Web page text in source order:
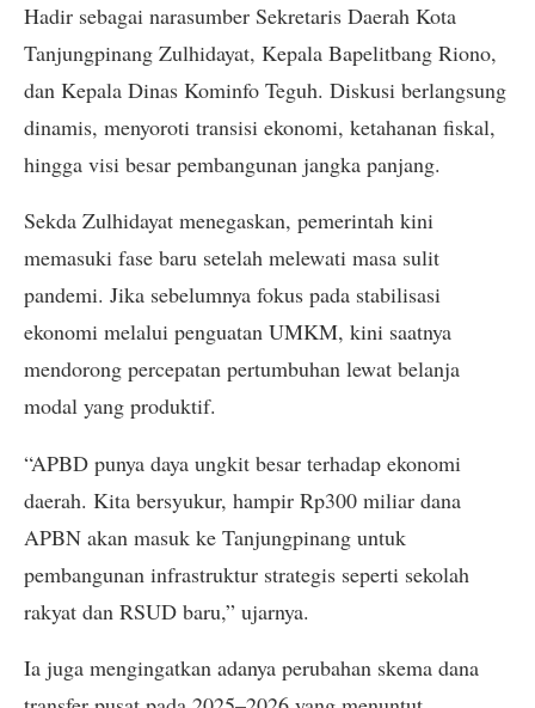
Hadir sebagai narasumber Sekretaris Daerah Kota
Tanjungpinang Zulhidayat, Kepala Bapelitbang Riono,
dan Kepala Dinas Kominfo Teguh. Diskusi berlangsung
dinamis, menyoroti transisi ekonomi, ketahanan fiskal,
hingga visi besar pembangunan jangka panjang.
Sekda Zulhidayat menegaskan, pemerintah kini
memasuki fase baru setelah melewati masa sulit
pandemi. Jika sebelumnya fokus pada stabilisasi
ekonomi melalui penguatan UMKM, kini saatnya
mendorong percepatan pertumbuhan lewat belanja
modal yang produktif.
“APBD punya daya ungkit besar terhadap ekonomi
daerah. Kita bersyukur, hampir Rp300 miliar dana
APBN akan masuk ke Tanjungpinang untuk
pembangunan infrastruktur strategis seperti sekolah
rakyat dan RSUD baru,” ujarnya.
Ia juga mengingatkan adanya perubahan skema dana